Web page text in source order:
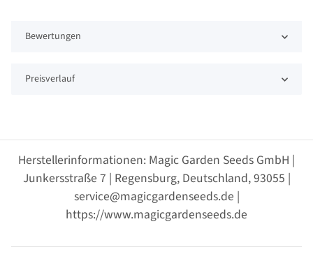
Bewertungen
Preisverlauf
Herstellerinformationen: Magic Garden Seeds GmbH |
Junkersstraße 7 | Regensburg, Deutschland, 93055 |
service@magicgardenseeds.de |
https://www.magicgardenseeds.de